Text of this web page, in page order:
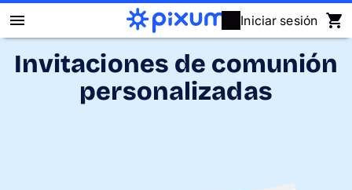
Iniciar sesión
Álbum Digital Pixum
Invitaciones de comunión
personalizadas